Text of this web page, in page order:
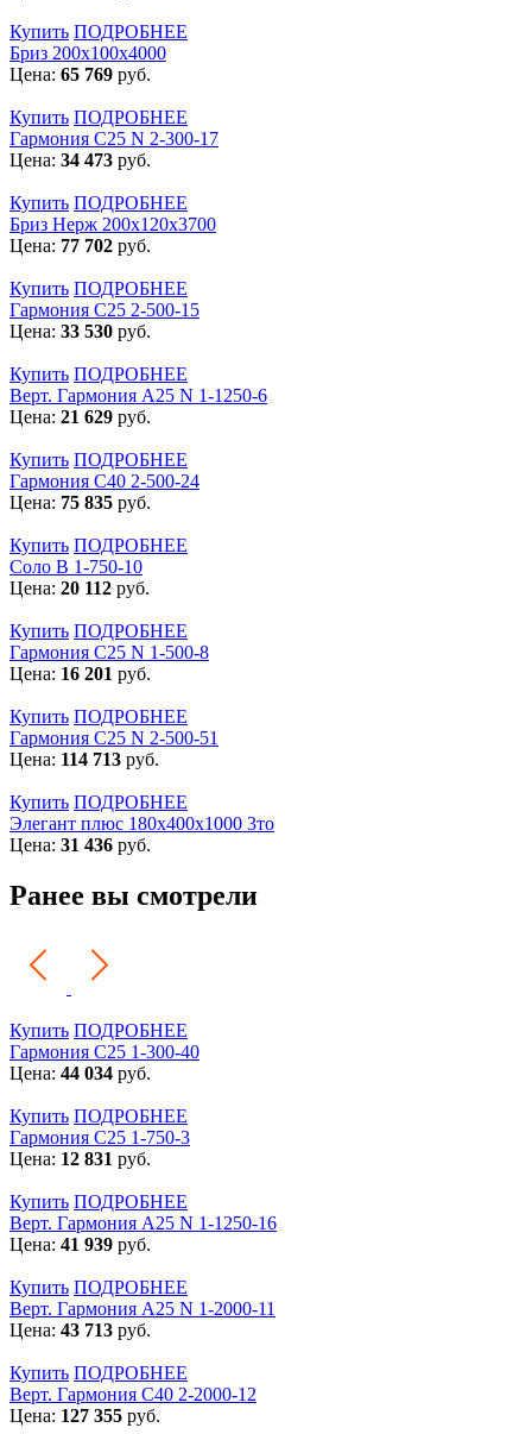
Купить ПОДРОБНЕЕ
Бриз 200х100х4000
Цена: 65 769 руб.
Купить ПОДРОБНЕЕ
Гармония С25 N 2-300-17
Цена: 34 473 руб.
Купить ПОДРОБНЕЕ
Бриз Нерж 200х120х3700
Цена: 77 702 руб.
Купить ПОДРОБНЕЕ
Гармония С25 2-500-15
Цена: 33 530 руб.
Купить ПОДРОБНЕЕ
Верт. Гармония А25 N 1-1250-6
Цена: 21 629 руб.
Купить ПОДРОБНЕЕ
Гармония С40 2-500-24
Цена: 75 835 руб.
Купить ПОДРОБНЕЕ
Соло В 1-750-10
Цена: 20 112 руб.
Купить ПОДРОБНЕЕ
Гармония С25 N 1-500-8
Цена: 16 201 руб.
Купить ПОДРОБНЕЕ
Гармония С25 N 2-500-51
Цена: 114 713 руб.
Купить ПОДРОБНЕЕ
Элегант плюс 180x400x1000 3то
Цена: 31 436 руб.
Ранее вы смотрели
Купить ПОДРОБНЕЕ
Гармония С25 1-300-40
Цена: 44 034 руб.
Купить ПОДРОБНЕЕ
Гармония С25 1-750-3
Цена: 12 831 руб.
Купить ПОДРОБНЕЕ
Верт. Гармония А25 N 1-1250-16
Цена: 41 939 руб.
Купить ПОДРОБНЕЕ
Верт. Гармония А25 N 1-2000-11
Цена: 43 713 руб.
Купить ПОДРОБНЕЕ
Верт. Гармония С40 2-2000-12
Цена: 127 355 руб.